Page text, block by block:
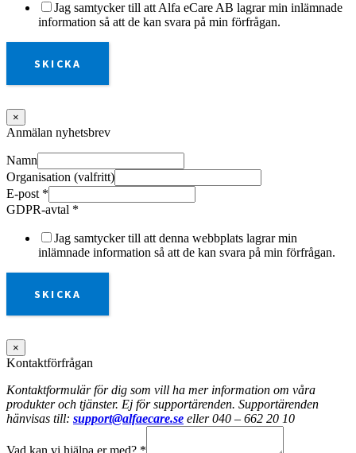
Jag samtycker till att Alfa eCare AB lagrar min inlämnade
information så att de kan svara på min förfrågan.
SKICKA
×
Anmälan nyhetsbrev
Namn
Organisation (valfritt)
E-post *
GDPR-avtal *
Jag samtycker till att denna webbplats lagrar min
inlämnade information så att de kan svara på min förfrågan.
SKICKA
×
Kontaktförfrågan
Kontaktformulär för dig som vill ha mer information om våra
produkter och tjänster. Ej för supportärenden. Supportärenden
hänvisas till: support@alfaecare.se eller 040 – 662 20 10